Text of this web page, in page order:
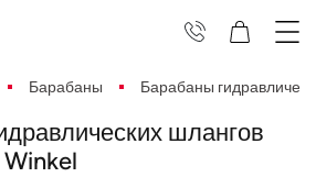
Барабаны Барабаны
шлангов
Winkel